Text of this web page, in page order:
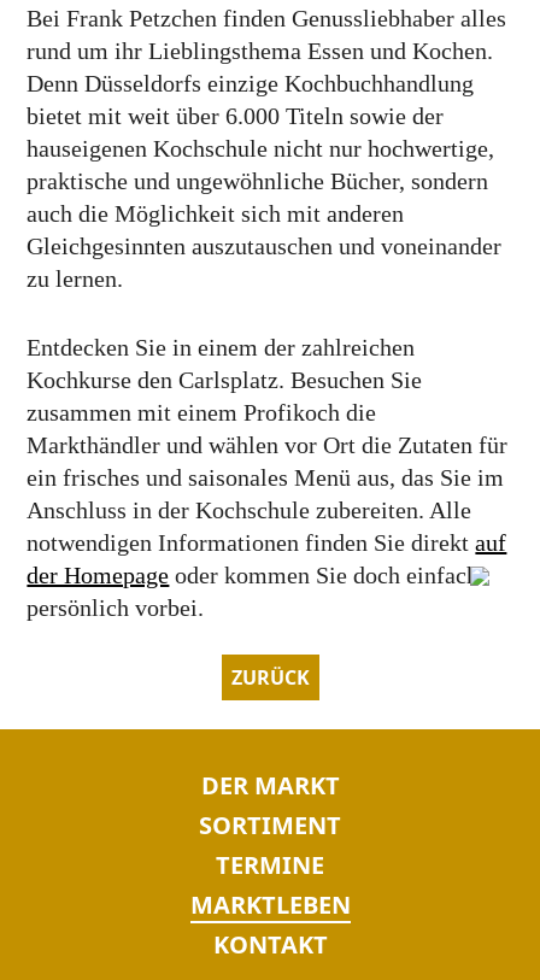
Bei Frank Petzchen finden Genussliebhaber alles
rund um ihr Lieblingsthema Essen und Kochen.
Denn Düsseldorfs einzige Kochbuchhandlung
bietet mit weit über 6.000 Titeln sowie der
hauseigenen Kochschule nicht nur hochwertige,
praktische und ungewöhnliche Bücher, sondern
auch die Möglichkeit sich mit anderen
Gleichgesinnten auszutauschen und voneinander
zu lernen.
Entdecken Sie in einem der zahlreichen
Kochkurse den Carlsplatz. Besuchen Sie
zusammen mit einem Profikoch die
Markthändler und wählen vor Ort die Zutaten für
ein frisches und saisonales Menü aus, das Sie im
Anschluss in der Kochschule zubereiten. Alle
notwendigen Informationen finden Sie direktauf
der Homepage oder kommen Sie doch einfach
persönlich vorbei.
ZURÜCK
NAVIGATION
ÜBERSPRINGEN
DER MARKT
SORTIMENT
TERMINE
MARKTLEBEN
KONTAKT